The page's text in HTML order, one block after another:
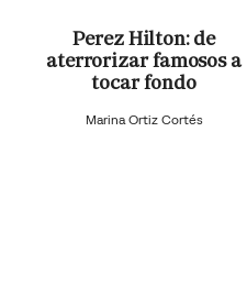
Perez Hilton: de
aterrorizar famosos a
tocar fondo
Marina Ortiz Cortés